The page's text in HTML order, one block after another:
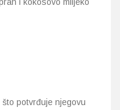
potvrđuje njegovu